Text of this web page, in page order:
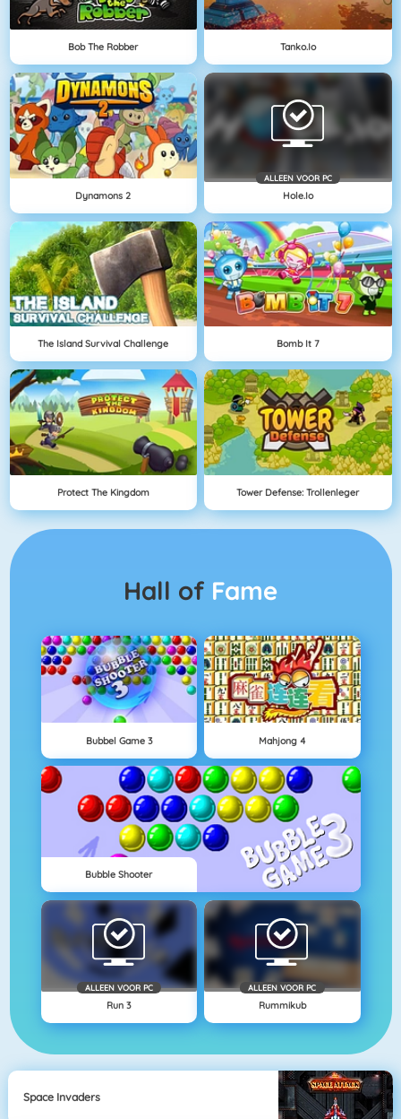
Bob The Robber Tanko.io
Dynamons 2
ALLEEN VOOR PC
Hole.io
The Island Survival Challenge Bomb It 7
Protect The Kingdom Tower Defense: Trollenleger
Hall of Fame
Bubbel Game 3 Mahjong 4
Bubble Shooter
ALLEEN VOOR PC
Run 3
ALLEEN VOOR PC
Rummikub
Space Invaders